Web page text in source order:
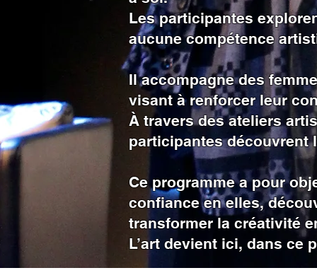
Les participantes
aucune compétence
Il accompagne des
visant à renforcer leur
À travers des ateliers
participantes découvrent
Ce programme a pour
confiance en elles,
transformer la créativité
L’art devient ici, dans ce